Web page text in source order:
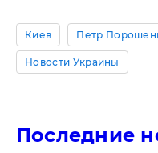
Киев Петр
Новости Украины
Последние